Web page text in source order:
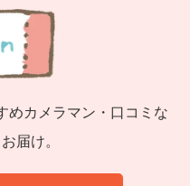
めカメラマン・口コミな
届け。